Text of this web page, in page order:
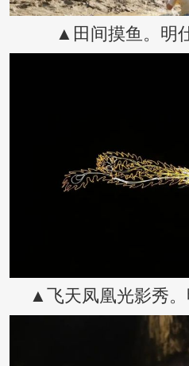
▲田间摸鱼。明
▲飞天凤凰光影秀